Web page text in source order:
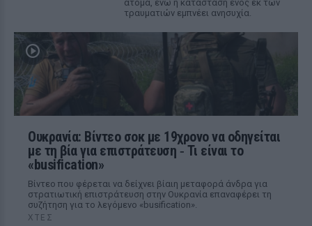
άτομα, ενώ η κατάσταση ενός εκ των
τραυματιών εμπνέει ανησυχία.
Ουκρανία: Βίντεο σοκ με 19χρονο να οδηγείται
με τη βία για επιστράτευση ‑ Τι είναι το
«busification»
Βίντεο που φέρεται να δείχνει βίαιη μεταφορά άνδρα για
στρατιωτική επιστράτευση στην Ουκρανία επαναφέρει τη
συζήτηση για το λεγόμενο «busification».
ΧΤΕΣ